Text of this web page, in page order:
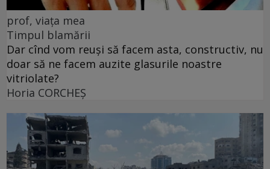
prof, viața mea
Timpul blamării
Dar cînd vom reuși să facem asta, constructiv, nu
doar să ne facem auzite glasurile noastre
vitriolate?
Horia CORCHEŞ